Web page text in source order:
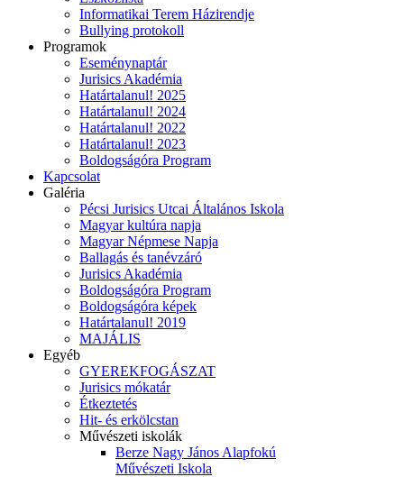
Informatikai Terem Házirendje
Bullying protokoll
Programok
Eseménynaptár
Jurisics Akadémia
Határtalanul! 2025
Határtalanul! 2024
Határtalanul! 2022
Határtalanul! 2023
Boldogságóra Program
Kapcsolat
Galéria
Pécsi Jurisics Utcai Általános Iskola
Magyar kultúra napja
Magyar Népmese Napja
Ballagás és tanévzáró
Jurisics Akadémia
Boldogságóra Program
Boldogságóra képek
Határtalanul! 2019
MAJÁLIS
Egyéb
GYEREKFOGÁSZAT
Jurisics mókatár
Étkeztetés
Hit- és erkölcstan
Művészeti iskolák
Berze Nagy János Alapfokú
Művészeti Iskola